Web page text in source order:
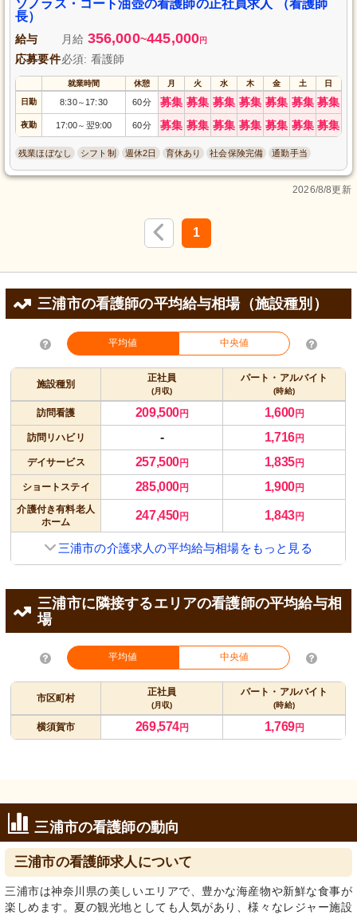
ソノラス・コート油壺の看護師の正社員求人 （看護師
長）
給与 月給 356,000~445,000円
応募要件必須: 看護師
就業時間 休憩 月 火 水 木 金 土 日
日勤 8:30～ 17:30 60分 募集 募集 募集 募集 募集 募集 募集
夜勤 17:00～ 翌9:00 60分 募集 募集 募集 募集 募集 募集 募集
残業ほぼなし シフト制 週休2日 育休あり 社会保険完備 通勤手当
2026/8/8更新
1
三浦市の看護師の平均給与相場（施設種別）
平均値 中央値
施設種別
正社員
(月収)
パート・アルバイト
(時給)
訪問看護 209,500円 1,600円
訪問リハビリ - 1,716円
デイサービス 257,500円 1,835円
ショートステイ 285,000円 1,900円
介護付き有料老人
ホーム
247,450円 1,843円
三浦市の介護求人の平均給与相場をもっと見る
三浦市に隣接するエリアの看護師の平均給与相
場
平均値 中央値
市区町村
正社員
(月収)
パート・アルバイト
(時給)
横須賀市 269,574円 1,769円
三浦市の看護師の動向
三浦市の看護師求人について
三浦市は神奈川県の美しいエリアで、豊かな海産物や新鮮な食事が
楽しめます。夏の観光地としても人気があり、様々なレジャー施設